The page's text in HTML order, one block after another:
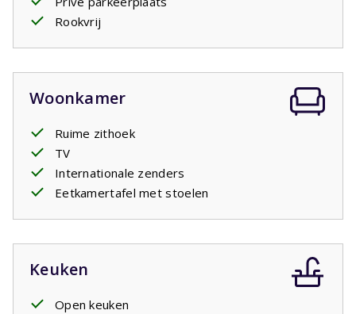
biedt plaats aan 2 personen en de
beschikt over een eigen badkamer ensuite. Daarnaast zijn
er een tweede badkamer en een apart toilet aanwezig. In
De combinatie van ruimte, comfort, een jacuzzi en de
ligging vlak bij het water maakt deze villa een fijne plek
voor een vakantie met familie of vrienden.
Rookvrij
Woonkamer
Ruime zithoek
TV
Internationale zenders
Eetkamertafel met stoelen
Keuken
Open keuken